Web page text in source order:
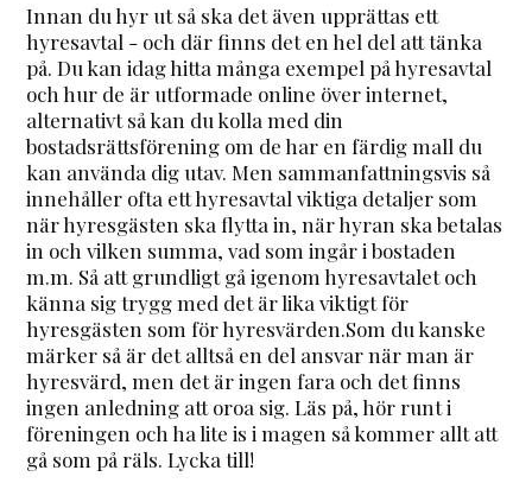
Innan du hyr ut så ska det även upprättas ett
hyresavtal - och där finns det en hel del att tänka
på. Du kan idag hitta många exempel på hyresavtal
och hur de är utformade online över internet,
alternativt så kan du kolla med din
bostadsrättsförening om de har en färdig mall du
kan använda dig utav. Men sammanfattningsvis så
innehåller ofta ett hyresavtal viktiga detaljer som
när hyresgästen ska flytta in, när hyran ska betalas
in och vilken summa, vad som ingår i bostaden
m.m. Så att grundligt gå igenom hyresavtalet och
känna sig trygg med det är lika viktigt för
hyresgästen som för hyresvärden.Som du kanske
märker så är det alltså en del ansvar när man är
hyresvärd, men det är ingen fara och det finns
ingen anledning att oroa sig. Läs på, hör runt i
föreningen och ha lite is i magen så kommer allt att
gå som på räls. Lycka till!